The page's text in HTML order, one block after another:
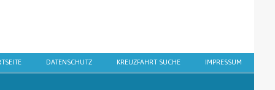
DATENSCHUTZ KREUZFAHRT SUCHE IMPRESSUM